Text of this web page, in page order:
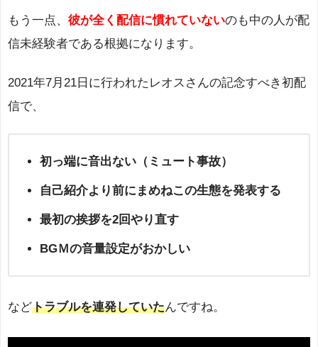
もう一点、 彼が全く配信に慣れていないのも中の人が配
信未経験者である根拠になります。
2021年7月21日に行われたレオスさんの記念すべき初配
信で、
初っ端に音出ない（ミュート事故）
自己紹介より前にまめねこの生態を発表する
最初の挨拶を2回やり直す
BGＭの音量設定がおかしい
などトラブルを連発していたんですね。